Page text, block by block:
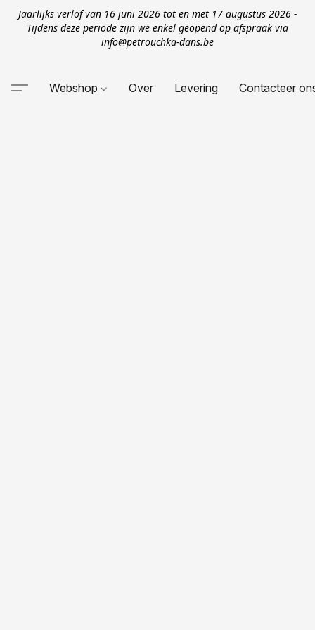
Jaarlijks verlof van 16 juni 2026 tot en met 17 augustus 2026 -
Tijdens deze periode zijn we enkel geopend op afspraak via
info@petrouchka-dans.be
Webshop Over Levering Contacteer